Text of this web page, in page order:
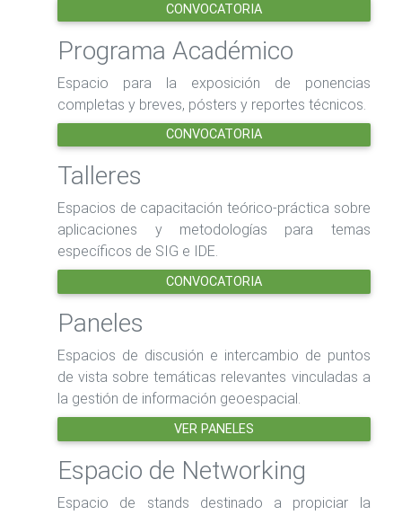
CONVOCATORIA
Programa Académico
Espacio para la exposición de ponencias
completas y breves, pósters y reportes técnicos.
CONVOCATORIA
Talleres
Espacios de capacitación teórico-práctica sobre
aplicaciones y metodologías para temas
específicos de SIG e IDE.
CONVOCATORIA
Paneles
Espacios de discusión e intercambio de puntos
de vista sobre temáticas relevantes vinculadas a
la gestión de información geoespacial.
VER PANELES
Espacio de Networking
Espacio de stands destinado a propiciar la